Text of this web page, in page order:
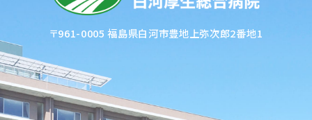
〒961-0005 福島県白河市豊地上弥次郎2番地1